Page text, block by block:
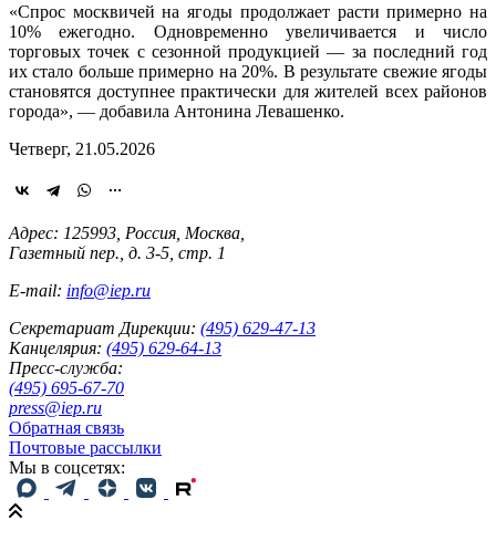
«Спрос москвичей на ягоды продолжает расти примерно на
10% ежегодно. Одновременно увеличивается и число
торговых точек с сезонной продукцией — за последний год
их стало больше примерно на 20%. В результате свежие ягоды
становятся доступнее практически для жителей всех районов
города», — добавила Антонина Левашенко.
Четверг, 21.05.2026
Адрес: 125993, Россия, Москва,
Газетный пер., д. 3-5, стр. 1
E-mail: info@iep.ru
Секретариат Дирекции: (495) 629-47-13
Канцелярия: (495) 629-64-13
Пресс-служба:
(495) 695-67-70
press@iep.ru
Обратная связь
Почтовые рассылки
Мы в соцсетях: